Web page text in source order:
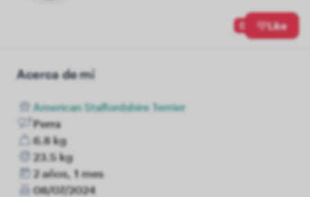
0 Like
Acerca de mí
American Staffordshire Terrier
Perra
6.8 kg
23.5 kg
2 años, 1 mes
08/07/2024